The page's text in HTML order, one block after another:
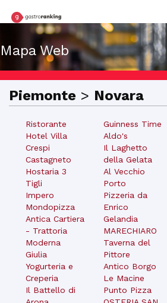
Mapa Web
Piemonte > Novara
Ristorante
Hotel Villa
Crespi
Castagneto
Hostaria 3
Tigli
Impero
Mondopizza
Antica Cartiera
- Trattoria
Moderna
Giulia
Yogurteria e
Creperia
Il Battello di
Guinness Time
Aldo's
Il Laghetto
della Gelata
Al Vecchio
Porto
Pizzeria da
Enrico
Gelandia
MARECHIARO
Taverna del
Pittore
Antico Borgo
Le Macine
Punto Pizza